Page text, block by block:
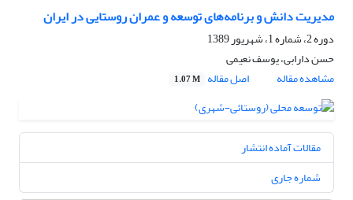
مدیریت دانش و برنامه‌های توسعه و عمران روستایی در ایران
دوره 2، شماره 1، شهریور 1389
حسن دارابی، یوسف نعیمی
مشاهده مقاله
اصل مقاله 1.07 M
مقالات آماده انتشار
شماره جاری